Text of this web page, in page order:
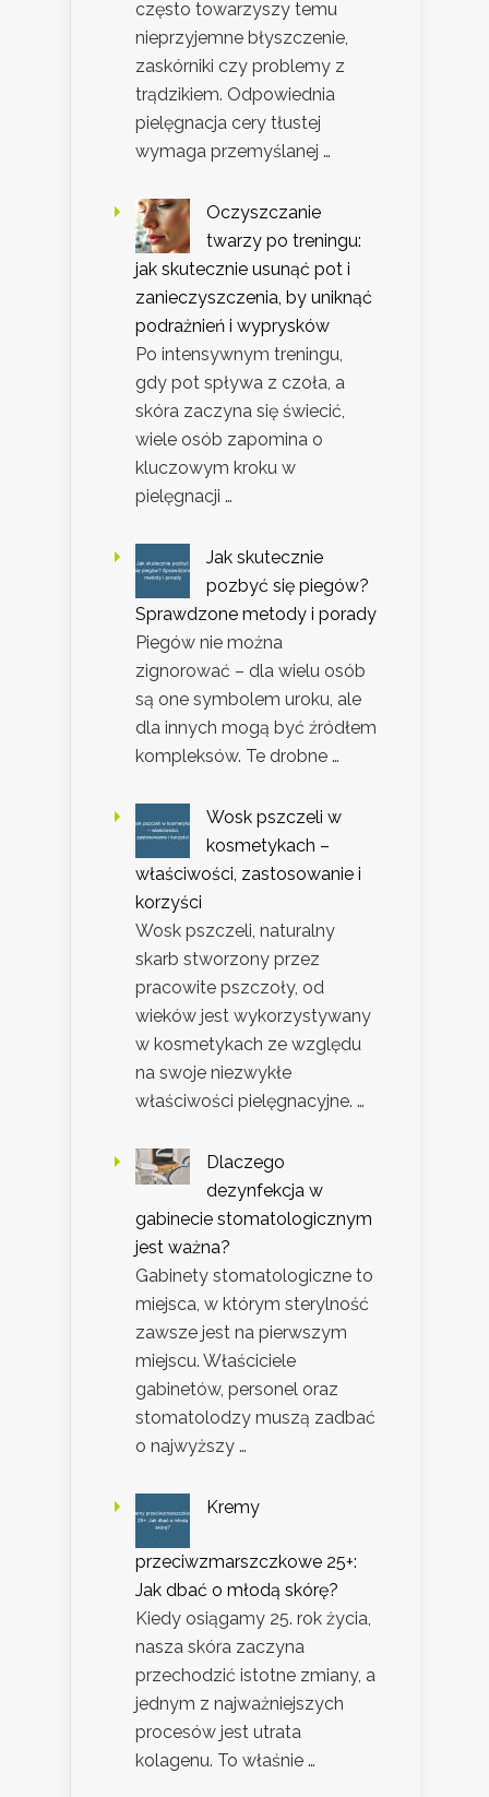
często towarzyszy temu
nieprzyjemne błyszczenie,
zaskórniki czy problemy z
trądzikiem. Odpowiednia
pielęgnacja cery tłustej
wymaga przemyślanej …
Oczyszczanie
twarzy po treningu:
jak skutecznie usunąć pot i
zanieczyszczenia, by uniknąć
podrażnień i wyprysków
Po intensywnym treningu,
gdy pot spływa z czoła, a
skóra zaczyna się świecić,
wiele osób zapomina o
kluczowym kroku w
pielęgnacji …
Jak skutecznie
pozbyć się piegów?
Sprawdzone metody i porady
Piegów nie można
zignorować – dla wielu osób
są one symbolem uroku, ale
dla innych mogą być źródłem
kompleksów. Te drobne …
Wosk pszczeli w
kosmetykach –
właściwości, zastosowanie i
korzyści
Wosk pszczeli, naturalny
skarb stworzony przez
pracowite pszczoły, od
wieków jest wykorzystywany
w kosmetykach ze względu
na swoje niezwykłe
właściwości pielęgnacyjne. …
Dlaczego
dezynfekcja w
gabinecie stomatologicznym
jest ważna?
Gabinety stomatologiczne to
miejsca, w którym sterylność
zawsze jest na pierwszym
miejscu. Właściciele
gabinetów, personel oraz
stomatolodzy muszą zadbać
o najwyższy …
Kremy
przeciwzmarszczkowe 25+:
Jak dbać o młodą skórę?
Kiedy osiągamy 25. rok życia,
nasza skóra zaczyna
przechodzić istotne zmiany, a
jednym z najważniejszych
procesów jest utrata
kolagenu. To właśnie …